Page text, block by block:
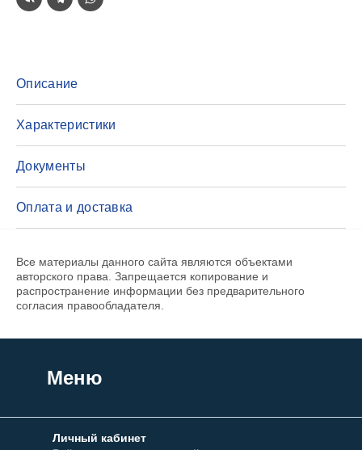
Описание
Характеристики
Документы
Оплата и доставка
Все материалы данного сайта являются объектами
авторского права. Запрещается копирование и
распространение информации без предварительного
согласия правообладателя.
Меню
Личный кабинет